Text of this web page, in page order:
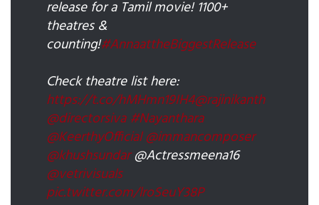
release for a Tamil movie! 1100+
theatres &
counting!#AnnaattheBiggestRelease
Check theatre list here:
https://t.co/hMHmn19IH4@rajinikanth
@directorsiva #Nayanthara
@KeerthyOfficial @immancomposer
@khushsundar@Actressmeena16
@vetrivisuals
pic.twitter.com/lroSeuY38P